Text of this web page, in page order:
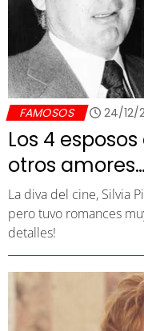
FAMOSOS 24/12/
Los 4
otros amores…
La diva del cine, Silvia
pero tuvo romances
detalles!